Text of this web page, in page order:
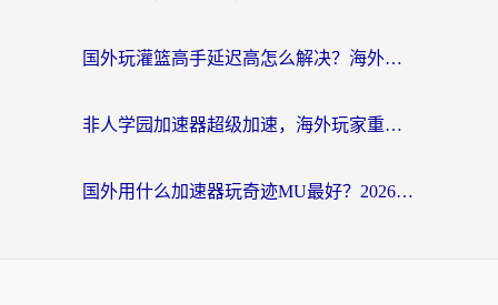
国外玩灌篮高手延迟高怎么解决？海外玩家国服游戏加速终极指南
非人学园加速器超级加速，海外玩家重返国服的通行证
国外用什么加速器玩奇迹MU最好？2026海外玩家国服游戏加速全攻略